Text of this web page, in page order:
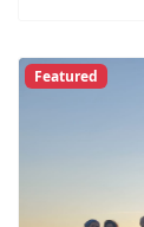
Featured